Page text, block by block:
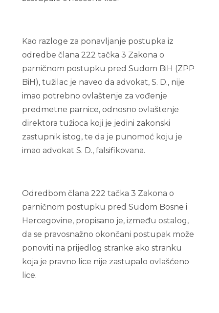
Kao razloge za ponavljanje postupka iz
odredbe člana 222 tačka 3 Zakona o
parničnom postupku pred Sudom BiH (ZPP
BiH), tužilac je naveo da advokat, S. D., nije
imao potrebno ovlaštenje za vođenje
predmetne parnice, odnosno ovlaštenje
direktora tužioca koji je jedini zakonski
zastupnik istog, te da je punomoć koju je
imao advokat S. D., falsifikovana.
Odredbom člana 222 tačka 3 Zakona o
parničnom postupku pred Sudom Bosne i
Hercegovine, propisano je, između ostalog,
da se pravosnažno okončani postupak može
ponoviti na prijedlog stranke ako stranku
koja je pravno lice nije zastupalo ovlašćeno
lice.